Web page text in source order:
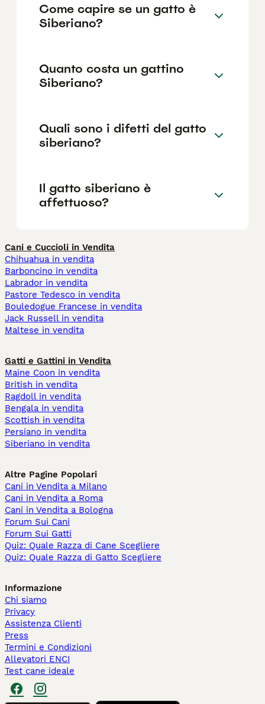
Come capire se un gatto è
Siberiano?
Quanto costa un gattino
Siberiano?
Quali sono i difetti del gatto
siberiano?
Il gatto siberiano è
affettuoso?
Cani e Cuccioli in Vendita
Chihuahua in vendita
Barboncino in vendita
Labrador in vendita
Pastore Tedesco in vendita
Bouledogue Francese in vendita
Jack Russell in vendita
Maltese in vendita
Gatti e Gattini in Vendita
Maine Coon in vendita
British in vendita
Ragdoll in vendita
Bengala in vendita
Scottish in vendita
Persiano in vendita
Siberiano in vendita
Altre Pagine Popolari
Cani in Vendita a Milano
Cani in Vendita a Roma
Cani in Vendita a Bologna
Forum Sui Cani
Forum Sui Gatti
Quiz: Quale Razza di Cane Scegliere
Quiz: Quale Razza di Gatto Scegliere
Informazione
Chi siamo
Privacy
Assistenza Clienti
Press
Termini e Condizioni
Allevatori ENCI
Test cane ideale